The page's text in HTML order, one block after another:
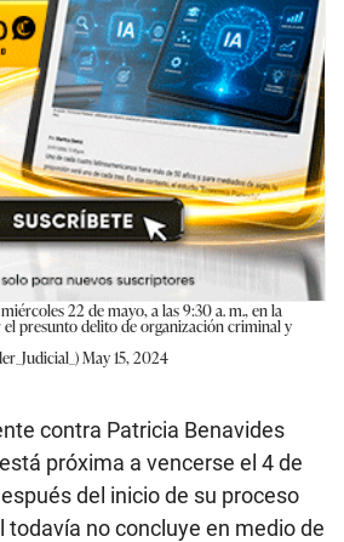
22 de mayo, a las 9:30 a. m., en la
presunto delito de organización criminal y
May 15, 2024
contra Patricia Benavides
próxima a vencerse el 4 de
del inicio de su proceso
todavía no concluye en medio de